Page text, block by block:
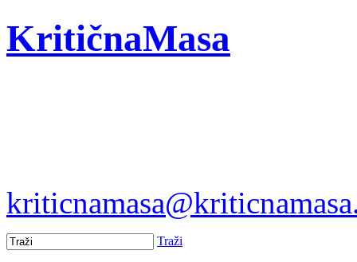
KritičnaMasa
Traži